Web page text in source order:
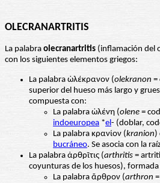
OLECRANARTRITIS
La palabra olecranartritis (inflamación del
con los siguientes elementos griegos:
La palabra ὠλέκρανον (olekranon =
superior del hueso más largo y
compuesta con:
La palabra ὠλένη (olene =
indoeuropea *el- (doblar,
La palabra κρανίον (kranion)
bucráneo. Se asocia con la
La palabra ἀρθρῖτις (arthritis =
coyunturas de los huesos), formada
La palabra ἄρθρον (arthron